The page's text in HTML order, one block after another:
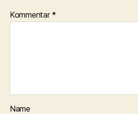
Kommentar *
Name